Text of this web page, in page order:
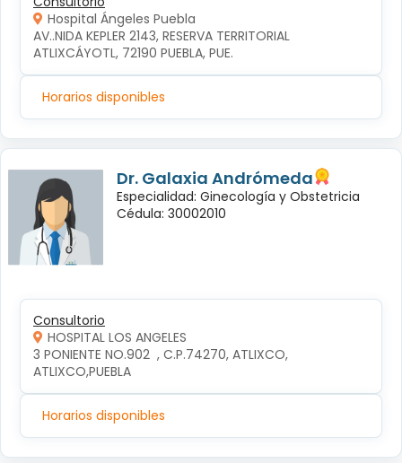
Hospital Ángeles Puebla
AV..NIDA KEPLER 2143, RESERVA TERRITORIAL
ATLIXCÁYOTL, 72190 PUEBLA, PUE.
Horarios disponibles
Dr. Galaxia Andrómeda
Especialidad: Ginecología y Obstetricia
Cédula: 30002010
Consultorio
HOSPITAL LOS ANGELES
3 PONIENTE NO.902  , C.P.74270, ATLIXCO,
ATLIXCO,PUEBLA
Horarios disponibles